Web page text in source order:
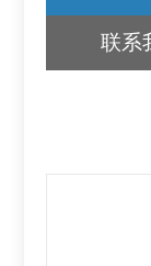
联系